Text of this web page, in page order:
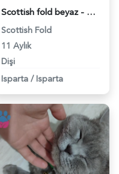
Scottish fold beyaz - 118978625
Scottish Fold
11 Aylık
Dişi
Isparta / Isparta